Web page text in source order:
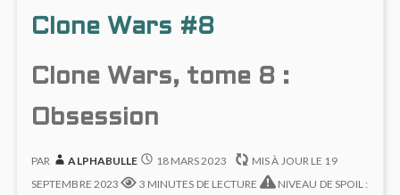
Clone Wars #8
Clone Wars, tome 8 :
Obsession
PAR ALPHABULLE 18 MARS 2023 MIS À JOUR LE 19
SEPTEMBRE 2023
3 MINUTES DE LECTURE
NIVEAU DE SPOIL :